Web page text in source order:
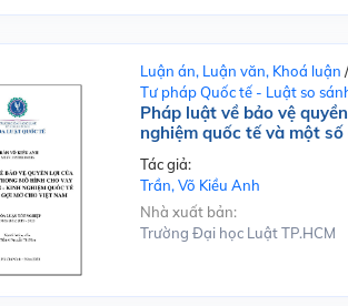
Luận án, Luận văn, Khoá luận /
Tư pháp Quốc tế - Luật so
Pháp luật về bảo vệ
nghiệm quốc tế và một
Tác giả:
Trần, Võ Kiều Anh
Nhà xuất bản:
Trường Đại học Luật TP.HCM